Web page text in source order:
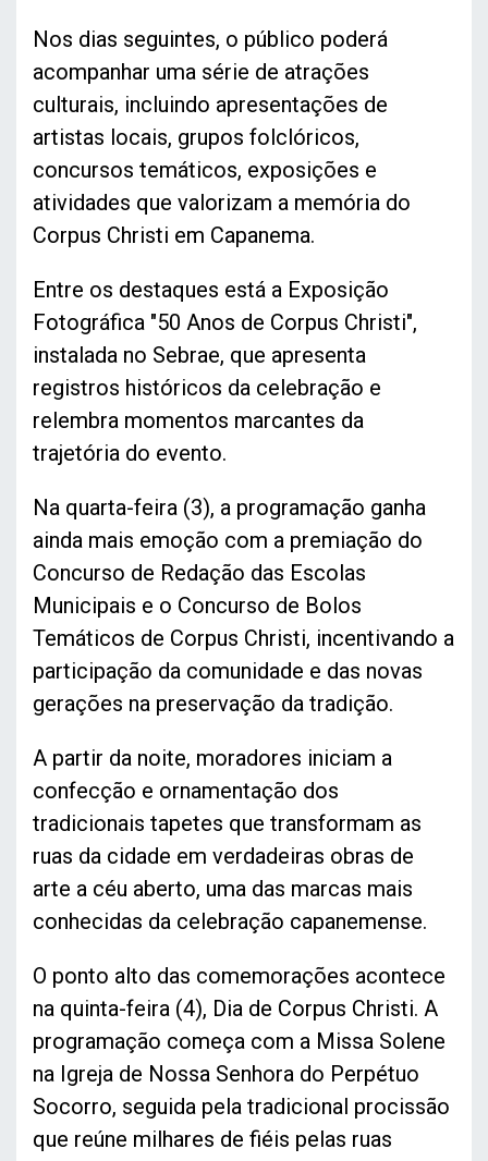
Nos dias seguintes, o público poderá
acompanhar uma série de atrações
culturais, incluindo apresentações de
artistas locais, grupos folclóricos,
concursos temáticos, exposições e
atividades que valorizam a memória do
Corpus Christi em Capanema.
Entre os destaques está a Exposição
Fotográfica "50 Anos de Corpus Christi",
instalada no Sebrae, que apresenta
registros históricos da celebração e
relembra momentos marcantes da
trajetória do evento.
Na quarta-feira (3), a programação ganha
ainda mais emoção com a premiação do
Concurso de Redação das Escolas
Municipais e o Concurso de Bolos
Temáticos de Corpus Christi, incentivando a
participação da comunidade e das novas
gerações na preservação da tradição.
A partir da noite, moradores iniciam a
confecção e ornamentação dos
tradicionais tapetes que transformam as
ruas da cidade em verdadeiras obras de
arte a céu aberto, uma das marcas mais
conhecidas da celebração capanemense.
O ponto alto das comemorações acontece
na quinta-feira (4), Dia de Corpus Christi. A
programação começa com a Missa Solene
na Igreja de Nossa Senhora do Perpétuo
Socorro, seguida pela tradicional procissão
que reúne milhares de fiéis pelas ruas